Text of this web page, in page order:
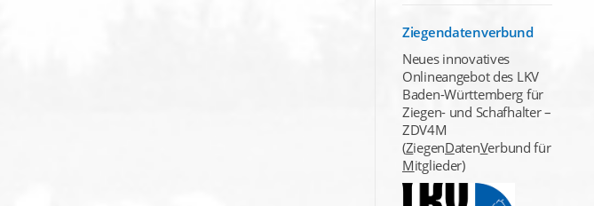
Ziegendatenverbund
Neues innovatives
Onlineangebot des LKV
Baden-Württemberg für
Ziegen- und Schafhalter –
ZDV4M
(ZiegenDatenVerbund für
Mitglieder)